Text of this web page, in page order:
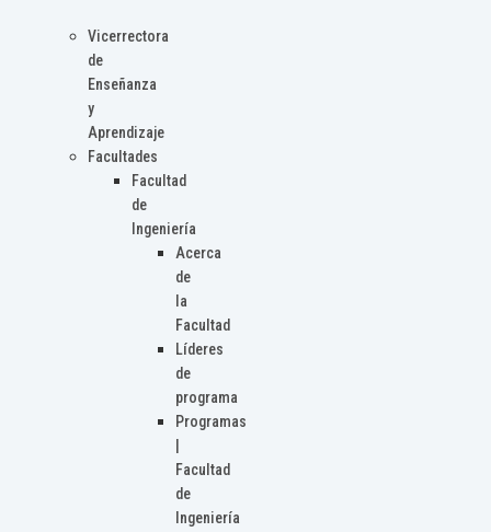
Vicerrectora
de
Enseñanza
y
Aprendizaje
Facultades
Facultad
de
Ingeniería
Acerca
de
la
Facultad
Líderes
de
programa
Programas
Facultad
de
Ingeniería